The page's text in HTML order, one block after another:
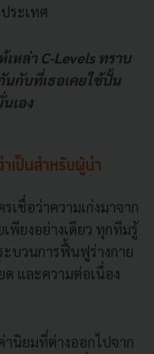
ระเทศ
หล่า C-Levels ทราบ
นกับที่เธอเคยใช้ปั้น
เอง
ป็นสำหรับผู้นำ
เชื่อว่าความเก่งมาจาก
พียงอย่างเดียว ทุกทีมรู้
บวนการฟื้นฟูร่างกาย
ด และความต่อเนื่อง
านิยมที่ต่างออกไปจาก